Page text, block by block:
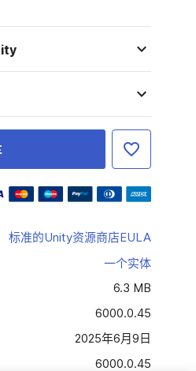
标准的Unity资源商店EULA
一个实体
6.3 MB
6000.0.45
2025年6月9日
6000.0.45